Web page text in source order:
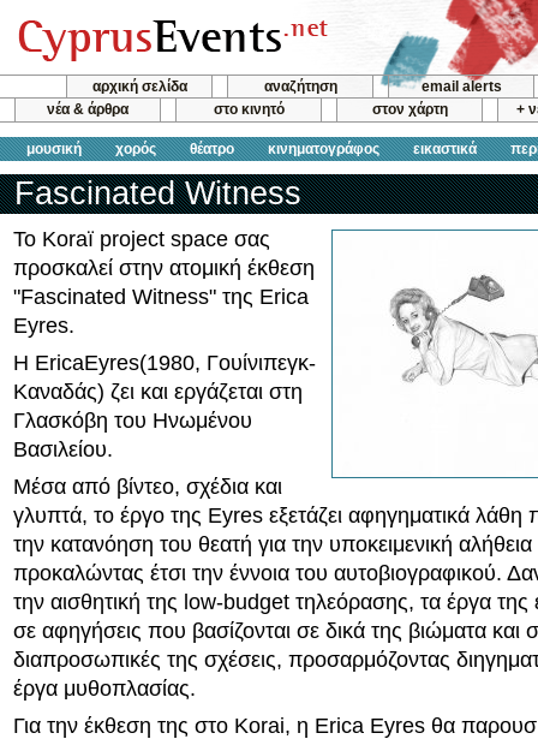
αρχική σελίδα αναζήτηση
email alerts
νέα & άρθρα
στο κινητό στον χάρτη +
μουσική χορός θέατρο κινηματογράφος εικαστικά
Fascinated Witness
Το Koraï project space σας
προσκαλεί στην ατομική έκθεση
"Fascinated Witness" της Erica
Eyres.
Η EricaEyres(1980, Γουίνιπεγκ-
Καναδάς) ζει και εργάζεται στη
Γλασκόβη του Ηνωμένου
Βασιλείου.
Μέσα από βίντεο, σχέδια και
γλυπτά, το έργο της Eyres εξετάζει αφηγηματικά λάθη
την κατανόηση του θεατή για την υποκειμενική
προκαλώντας έτσι την έννοια του αυτοβιογραφικού.
την αισθητική της low-budget τηλεόρασης, τα έργα της
σε αφηγήσεις που βασίζονται σε δικά της βιώματα και
διαπροσωπικές της σχέσεις, προσαρμόζοντας
έργα μυθοπλασίας.
Για την έκθεση της στο Korai, η Erica Eyres θα